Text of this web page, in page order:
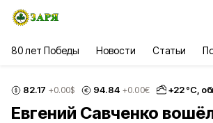
80 лет Победы Новости Статьи
82.17 +0.00$ 94.84 +0.00€ +22°С,
Евгений Савченко